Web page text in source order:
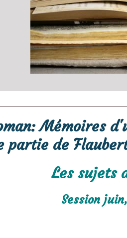
Mémoires
partie de
Les sujets
Session